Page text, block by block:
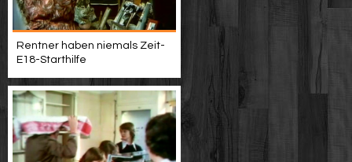
Rentner haben niemals Zeit-
E18-Starthilfe